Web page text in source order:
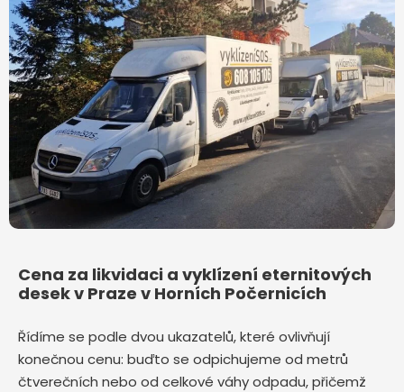
Cena za likvidaci a vyklízení eternitových
desek v Praze v Horních Počernicích
Řídíme se podle dvou ukazatelů, které ovlivňují
konečnou cenu: buďto se odpichujeme od metrů
čtverečních nebo od celkové váhy odpadu, přičemž